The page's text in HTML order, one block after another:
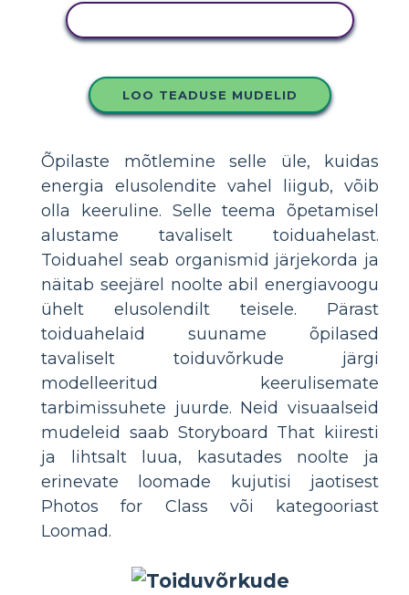
LOO TEADUSE MUDELID
Õpilaste mõtlemine selle üle, kuidas
energia elusolendite vahel liigub, võib
olla keeruline. Selle teema õpetamisel
alustame tavaliselt toiduahelast.
Toiduahel seab organismid järjekorda ja
näitab seejärel noolte abil energiavoogu
ühelt elusolendilt teisele. Pärast
toiduahelaid suuname õpilased
tavaliselt toiduvõrkude järgi
modelleeritud keerulisemate
tarbimissuhete juurde. Neid visuaalseid
mudeleid saab Storyboard That kiiresti
ja lihtsalt luua, kasutades noolte ja
erinevate loomade kujutisi jaotisest
Photos for Class või kategooriast
Loomad.